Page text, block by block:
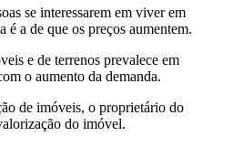
se interessarem em viver em
é a de que os preços aumentem.
e de terrenos prevalece em
o aumento da demanda.
de imóveis, o proprietário do
do imóvel.